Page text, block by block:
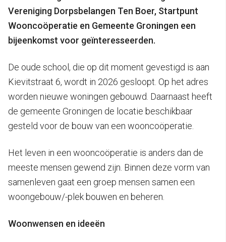
Vereniging Dorpsbelangen Ten Boer, Startpunt
Wooncoöperatie en Gemeente Groningen een
bijeenkomst voor geïnteresseerden.
De oude school, die op dit moment gevestigd is aan
Kievitstraat 6, wordt in 2026 gesloopt. Op het adres
worden nieuwe woningen gebouwd. Daarnaast heeft
de gemeente Groningen de locatie beschikbaar
gesteld voor de bouw van een wooncoöperatie.
Het leven in een wooncoöperatie is anders dan de
meeste mensen gewend zijn. Binnen deze vorm van
samenleven gaat een groep mensen samen een
woongebouw/-plek bouwen en beheren.
Woonwensen en ideeën